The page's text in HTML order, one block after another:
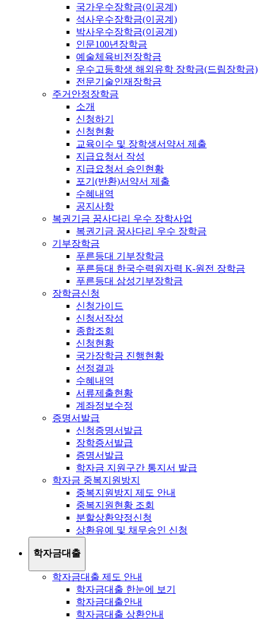
국가우수장학금(이공계)
석사우수장학금(이공계)
박사우수장학금(이공계)
인문100년장학금
예술체육비전장학금
우수고등학생 해외유학 장학금(드림장학금)
전문기술인재장학금
주거안정장학금
소개
신청하기
신청현황
교육이수 및 장학생서약서 제출
지급요청서 작성
지급요청서 승인현황
포기(반환)서약서 제출
수혜내역
공지사항
복권기금 꿈사다리 우수 장학사업
복권기금 꿈사다리 우수 장학금
기부장학금
푸른등대 기부장학금
푸른등대 한국수력원자력 K-원전 장학금
푸른등대 삼성기부장학금
장학금신청
신청가이드
신청서작성
종합조회
신청현황
국가장학금 진행현황
선정결과
수혜내역
서류제출현황
계좌정보수정
증명서발급
신청증명서발급
장학증서발급
증명서발급
학자금 지원구간 통지서 발급
학자금 중복지원방지
중복지원방지 제도 안내
중복지원현황 조회
분할상환약정신청
상환유예 및 채무승인 신청
학자금대출
학자금대출 제도 안내
학자금대출 한눈에 보기
학자금대출안내
학자금대출 상환안내